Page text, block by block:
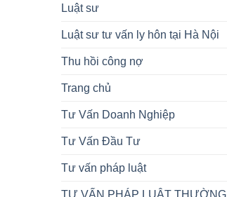
Luật sư
Luật sư tư vấn ly hôn tại Hà Nội
Thu hồi công nợ
Trang chủ
Tư Vấn Doanh Nghiệp
Tư Vấn Đầu Tư
Tư vấn pháp luật
TƯ VẤN PHÁP LUẬT THƯỜNG